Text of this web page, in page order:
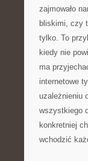
zajmowało
bliskimi, czy
tylko. To
kiedy nie
ma
internetowe
uzależnieniu
wszystkiego
konkretniej
wchodzić